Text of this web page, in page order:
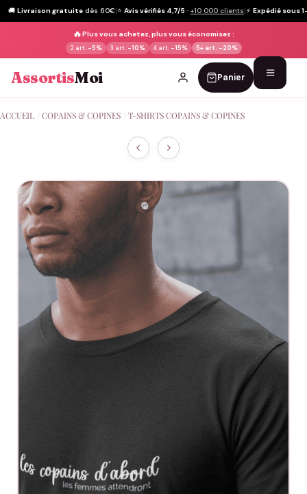
🚚 Livraison gratuite dès 60€|⭐ Avis vérifiés 4,7/5 · +10 000 clients|⚡ Expédié sous
🔥Plus vous achetez, plus vous économisez :
2 art. -5% 3 art. -10% 4 art. -15% 5+ art. -20%
AssortisMoi Panier
au
ACCUEIL COPAINS & COPINES T-SHIRTS COPAINS & COPINES